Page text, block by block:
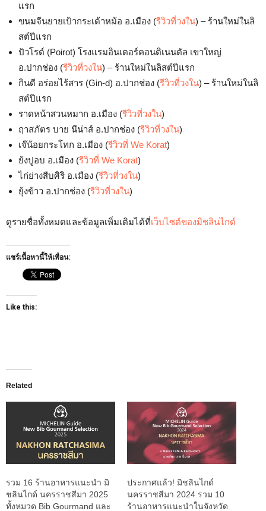
แรก
ขนมจีนยายเป้ากระเด้าหม้อ อ.เมือง (รีวิวที่วงใน) – ร้านใหม่ในลิ
สต์ปีแรก
ปัวโรต์ (Poirot) โรงแรมอินเตอร์คอนติเนนตัล เขาใหญ่
อ.ปากช่อง (รีวิวที่วงใน) – ร้านใหม่ในลิสต์ปีแรก
กินดี อร่อยไร้สาร (Gin-d) อ.ปากช่อง (รีวิวที่วงใน) – ร้านใหม่ในลิ
สต์ปีแรก
ราดหน้าสวนหมาก อ.เมือง (รีวิวที่วงใน)
ฤาสภัตร บาย นีน่าส์ อ.ปากช่อง (รีวิวที่วงใน)
เจ๊น้อยกระโทก อ.เมือง (รีวิวที่ We Korat)
ย้งปูอบ อ.เมือง (รีวิวที่ We Korat)
ไก่ย่างสืบศิริ อ.เมือง (รีวิวที่วงใน)
ยุ้งข้าว อ.ปากช่อง (รีวิวที่วงใน)
ดูรายชื่อทั้งหมดและข้อมูลเพิ่มเติมได้ที่เว็บไซต์ของมิชลินไกด์
แชร์เนื้อหานี้ให้เพื่อน:
Like this:
Related
รวม 16 ร้านอาหารแนะนำ มิ
ชลินไกด์ นครราชสีมา 2025
ทั้งหมวด Bib Gourmand และ
ประกาศแล้ว! มิชลินไกด์
นครราชสีมา 2024 รวม 10
ร้านอาหารแนะนำในจังหวัด